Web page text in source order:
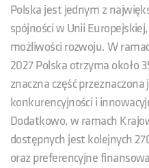
Polska jest jednym z
spójności w Unii
możliwości rozwoju. W
2027 Polska otrzyma około
znaczna część
konkurencyjności i
Dodatkowo, w ramach
dostępnych jest kolejnych
oraz preferencyjne